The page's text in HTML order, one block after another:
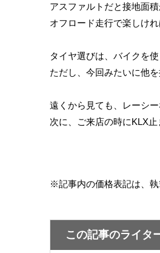
アスファルトだと接地面
オフロード走行で楽しけ
タイヤ選びは、バイクを
ただし、今回みたいに他
遠くから見ても、レーシ
次に、ご来店の時にKLX
※記事内の価格表記は、
この記事のライタ